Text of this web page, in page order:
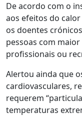
De acordo com o
aos efeitos do
os doentes
pessoas com
profissionais ou
Alertou ainda que
cardiovasculares,
requerem
temperaturas